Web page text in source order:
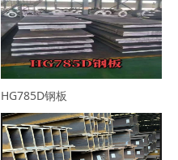
HG785D钢板